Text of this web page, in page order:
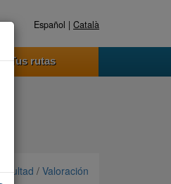
Español | Català
Tus rutas
/ Valoración